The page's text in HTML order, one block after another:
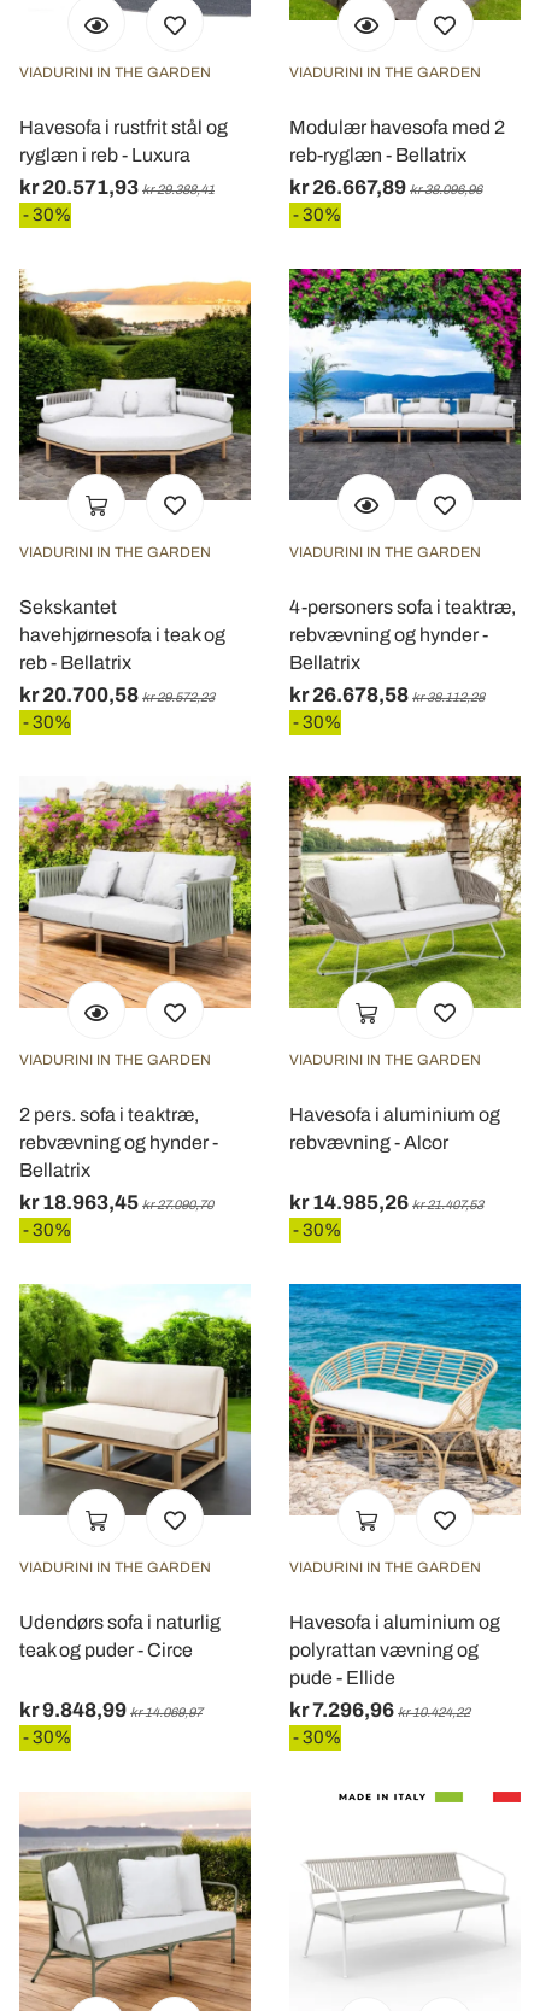
VIADURINI IN THE GARDEN
Havesofa i rustfrit stål og
ryglæn i reb - Luxura
kr 20.571,93 kr 29.388,41
- 30%
VIADURINI IN THE GARDEN
Modulær havesofa med 2
reb-ryglæn - Bellatrix
kr 26.667,89 kr 38.096,96
- 30%
VIADURINI IN THE GARDEN
Sekskantet
havehjørnesofa i teak og
reb - Bellatrix
kr 20.700,58 kr 29.572,23
- 30%
VIADURINI IN THE GARDEN
4-personers sofa i teaktræ,
rebvævning og hynder -
Bellatrix
kr 26.678,58 kr 38.112,28
- 30%
VIADURINI IN THE GARDEN
2 pers. sofa i teaktræ,
rebvævning og hynder -
Bellatrix
kr 18.963,45 kr 27.090,70
- 30%
VIADURINI IN THE GARDEN
Havesofa i aluminium og
rebvævning - Alcor
kr 14.985,26 kr 21.407,53
- 30%
VIADURINI IN THE GARDEN
Udendørs sofa i naturlig
teak og puder - Circe
kr 9.848,99 kr 14.069,97
- 30%
VIADURINI IN THE GARDEN
Havesofa i aluminium og
polyrattan vævning og
pude - Ellide
kr 7.296,96 kr 10.424,22
- 30%